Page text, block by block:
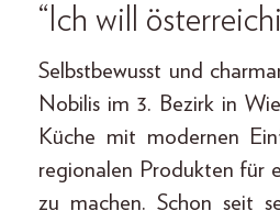
“Ich will
Selbstbewusst und
Nobilis im 3. Bezirk in
Küche mit modernen
regionalen Produkten für
zu machen. Schon seit